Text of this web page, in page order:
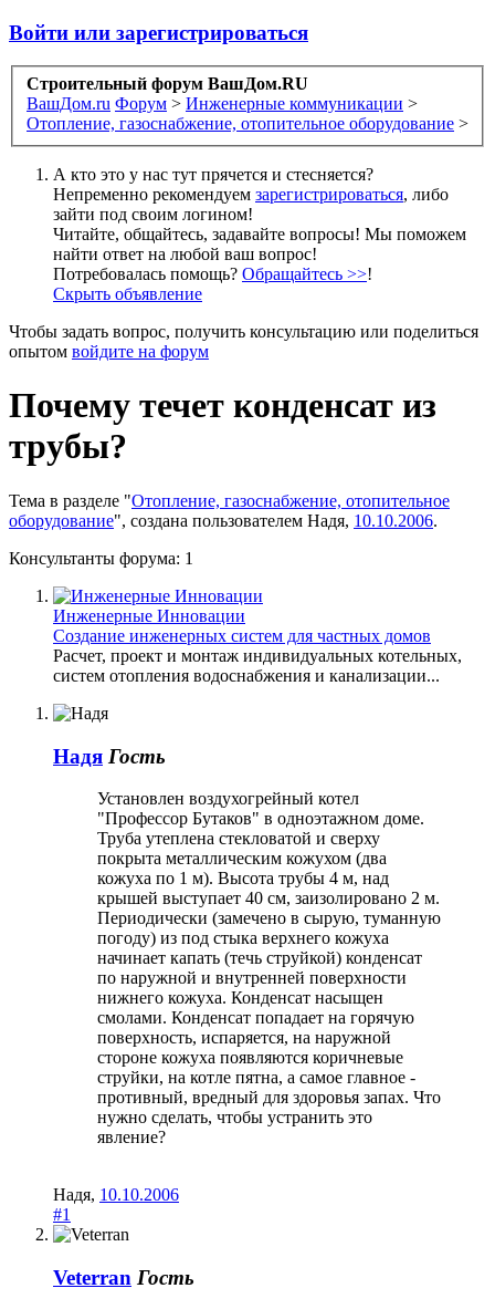
Войти или зарегистрироваться
Строительный форум ВашДом.RU
ВашДом.ru Форум > Инженерные коммуникации >
Отопление, газоснабжение, отопительное оборудование >
А кто это у нас тут прячется и стесняется?
Непременно рекомендуем зарегистрироваться, либо
зайти под своим логином!
Читайте, общайтесь, задавайте вопросы! Мы поможем
найти ответ на любой ваш вопрос!
Потребовалась помощь? Обращайтесь >>!
Скрыть объявление
Чтобы задать вопрос, получить консультацию или поделиться
опытом войдите на форум
Почему течет конденсат из
трубы?
Тема в разделе "Отопление, газоснабжение, отопительное
оборудование", создана пользователем Надя, 10.10.2006.
Консультанты форума: 1
Инженерные Инновации
Создание инженерных систем для частных домов
Расчет, проект и монтаж индивидуальных котельных,
систем отопления водоснабжения и канализации...
Надя Гость
Установлен воздухогрейный котел
"Профессор Бутаков" в одноэтажном доме.
Труба утеплена стекловатой и сверху
покрыта металлическим кожухом (два
кожуха по 1 м). Высота трубы 4 м, над
крышей выступает 40 см, заизолировано 2 м.
Периодически (замечено в сырую, туманную
погоду) из под стыка верхнего кожуха
начинает капать (течь струйкой) конденсат
по наружной и внутренней поверхности
нижнего кожуха. Конденсат насыщен
смолами. Конденсат попадает на горячую
поверхность, испаряется, на наружной
стороне кожуха появляются коричневые
струйки, на котле пятна, а самое главное -
противный, вредный для здоровья запах. Что
нужно сделать, чтобы устранить это
явление?
Надя, 10.10.2006
#1
Veterran Гость